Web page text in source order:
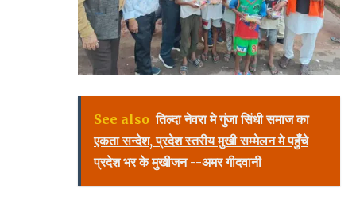
See also तिल्दा नेवरा मे गुंजा सिंधी समाज का
एकता सन्देश, प्रदेश स्तरीय मुखी सम्मेलन मे पहुँचे
प्रदेश भर के मुखीजन --अमर गीदवानी